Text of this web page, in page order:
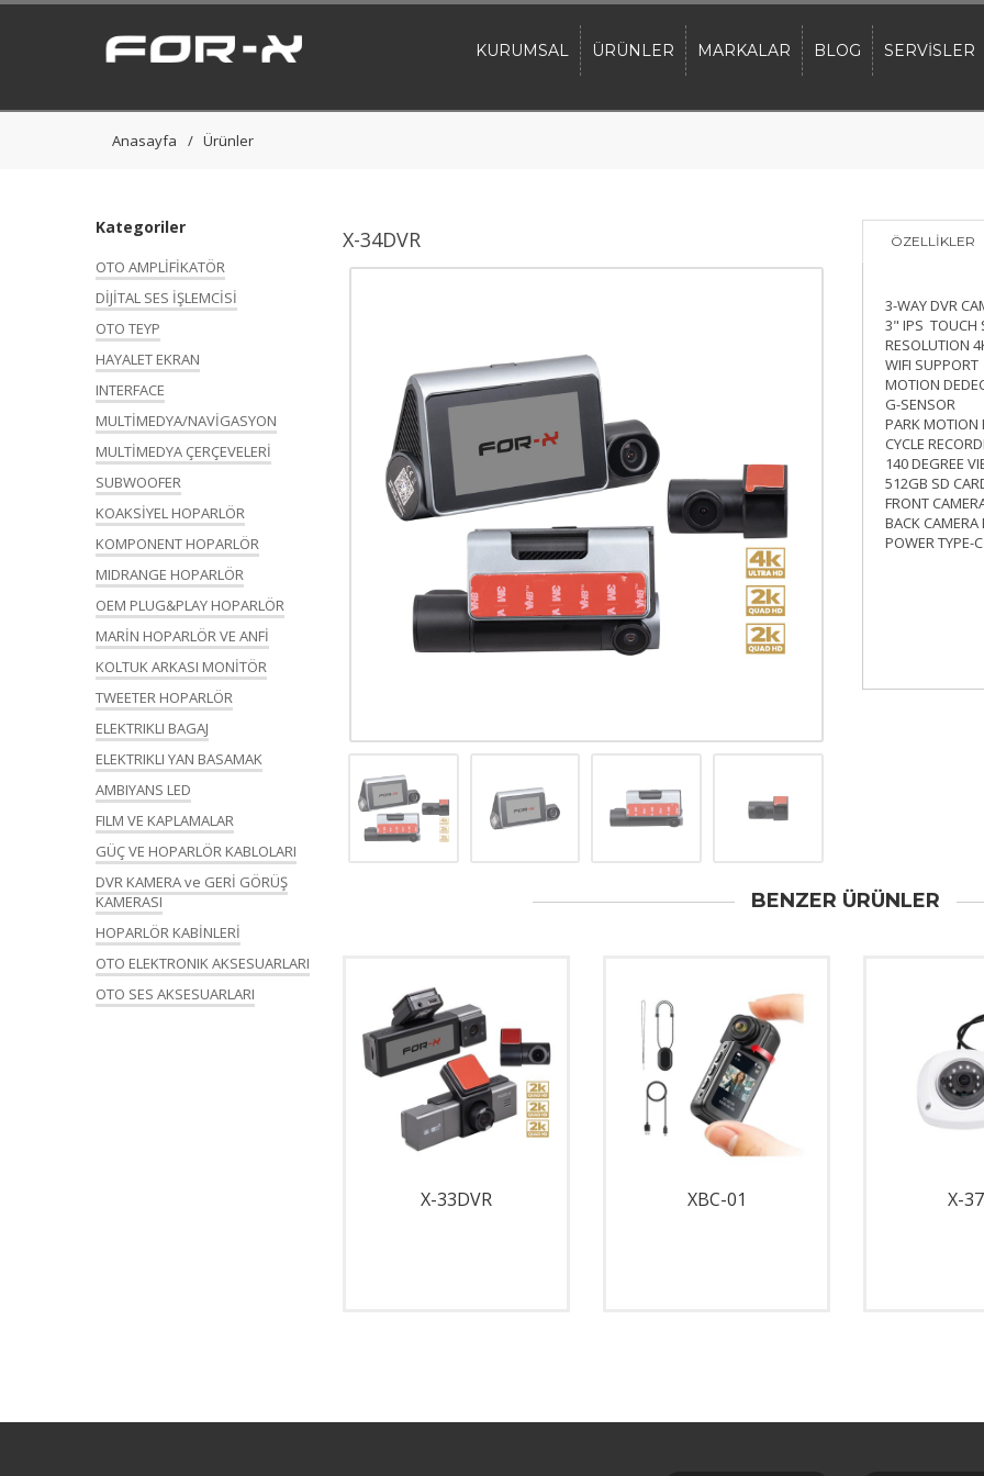
KURUMSAL ÜRÜNLER MARKALAR BLOG SERVİSLER
Anasayfa Ürünler
Kategoriler
OTO AMPLİFİKATÖR
DİJİTAL SES İŞLEMCİSİ
OTO TEYP
HAYALET EKRAN
INTERFACE
MULTİMEDYA/NAVİGASYON
MULTİMEDYA ÇERÇEVELERİ
SUBWOOFER
KOAKSİYEL HOPARLÖR
KOMPONENT HOPARLÖR
MIDRANGE HOPARLÖR
OEM PLUG&PLAY HOPARLÖR
MARİN HOPARLÖR VE ANFİ
KOLTUK ARKASI MONİTÖR
TWEETER HOPARLÖR
ELEKTRIKLI BAGAJ
ELEKTRIKLI YAN BASAMAK
AMBIYANS LED
FILM VE KAPLAMALAR
GÜÇ VE HOPARLÖR KABLOLARI
DVR KAMERA ve GERİ GÖRÜŞ
KAMERASI
HOPARLÖR KABİNLERİ
OTO ELEKTRONIK AKSESUARLARI
OTO SES AKSESUARLARI
X-34DVR ÖZELLİKLER
3-WAY DVR
3" IPS TOUCH
RESOLUTION
WIFI SUPPORT
MOTION
G-SENSOR
PARK MOTION
CYCLE
140 DEGREE
512GB SD
FRONT
BACK CAMERA
POWER TYPE-
BENZER ÜRÜNLER
X-33DVR XBC-01 X-